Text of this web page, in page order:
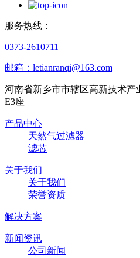
服务热线：
0373-2610711
邮箱：letianranqi@163.com
河南省新乡市市辖区高新技术产
E3座
产品中心
天然气过滤器
滤芯
关于我们
关于我们
荣誉资质
解决方案
新闻资讯
公司新闻